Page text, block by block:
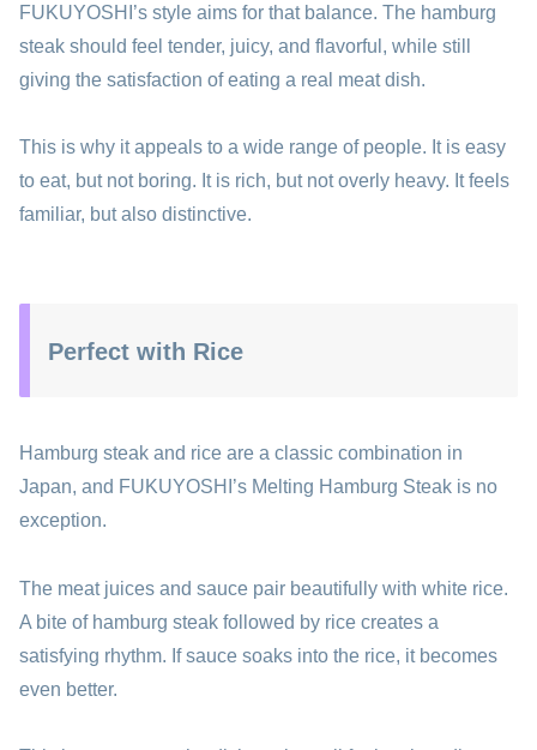
FUKUYOSHI’s style aims for that balance. The hamburg
steak should feel tender, juicy, and flavorful, while still
giving the satisfaction of eating a real meat dish.
This is why it appeals to a wide range of people. It is easy
to eat, but not boring. It is rich, but not overly heavy. It feels
familiar, but also distinctive.
Perfect with Rice
Hamburg steak and rice are a classic combination in
Japan, and FUKUYOSHI’s Melting Hamburg Steak is no
exception.
The meat juices and sauce pair beautifully with white rice.
A bite of hamburg steak followed by rice creates a
satisfying rhythm. If sauce soaks into the rice, it becomes
even better.